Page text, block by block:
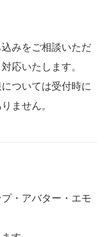
みをご相談いただ
応いたします。
ついては受付時に
ません。
・アバター・エモ